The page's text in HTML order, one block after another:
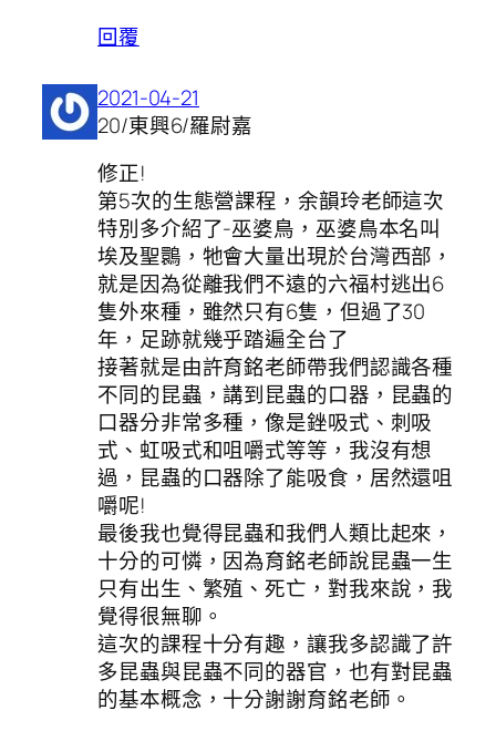
回覆
2021-04-21
20/東興6/羅尉嘉
修正!
第5次的生態營課程，余韻玲老師這次
特別多介紹了-巫婆鳥，巫婆鳥本名叫
埃及聖䴉，牠會大量出現於台灣西部，
就是因為從離我們不遠的六福村逃出6
隻外來種，雖然只有6隻，但過了30
年，足跡就幾乎踏遍全台了
接著就是由許育銘老師帶我們認識各種
不同的昆蟲，講到昆蟲的口器，昆蟲的
口器分非常多種，像是銼吸式、刺吸
式、虹吸式和咀嚼式等等，我沒有想
過，昆蟲的口器除了能吸食，居然還咀
嚼呢!
最後我也覺得昆蟲和我們人類比起來，
十分的可憐，因為育銘老師說昆蟲一生
只有出生、繁殖、死亡，對我來說，我
覺得很無聊。
這次的課程十分有趣，讓我多認識了許
多昆蟲與昆蟲不同的器官，也有對昆蟲
的基本概念，十分謝謝育銘老師。